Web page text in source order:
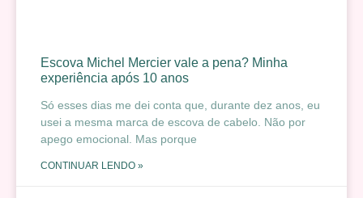
Escova Michel Mercier vale a pena? Minha
experiência após 10 anos
Só esses dias me dei conta que, durante dez anos, eu
usei a mesma marca de escova de cabelo. Não por
apego emocional. Mas porque
CONTINUAR LENDO »